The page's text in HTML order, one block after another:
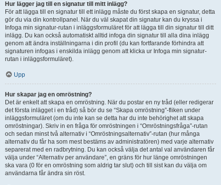
Hur lägger jag till en signatur till mitt inlägg?
För att lägga till en signatur till ett inlägg måste du först skapa en signatur, detta
gör du via din kontrollpanel. När du väl skapat din signatur kan du kryssa i
Infoga min signatur-rutan i inläggsformuläret för att lägga till din signatur till ditt
inlägg. Du kan också automatiskt alltid infoga din signatur till alla dina inlägg
genom att ändra inställningarna i din profil (du kan fortfarande förhindra att
signaturen infogas i enskilda inlägg genom att klicka ur Infoga min signatur-
rutan i inläggsformuläret).
Upp
Hur skapar jag en omröstning?
Det är enkelt att skapa en omröstning. När du postar en ny tråd (eller redigerar
det första inlägget i en tråd) så bör du se “Skapa omröstning”-fliken under
inläggsformuläret (om du inte kan se detta har du inte behörighet att skapa
omröstningar). Skriv in en fråga för omröstningen i “Omröstningsfråga”-rutan
och sedan minst två alternativ i “Omröstningsalternativ”-rutan (hur många
alternativ du får ha som mest bestäms av administratören) med varje alternativ
separerat med en radbrytning. Du kan också välja det antal val användaren får
välja under “Alternativ per användare”, en gräns för hur länge omröstningen
ska vara (0 för en omröstning som aldrig tar slut) och till sist kan du välja om
användarna får ändra sin röst.